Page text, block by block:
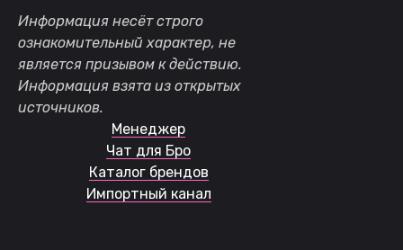
Информация несёт строго
ознакомительный характер, не
является призывом к действию.
Информация взята из открытых
источников.
Менеджер
Чат для Бро
Каталог брендов
Импортный канал